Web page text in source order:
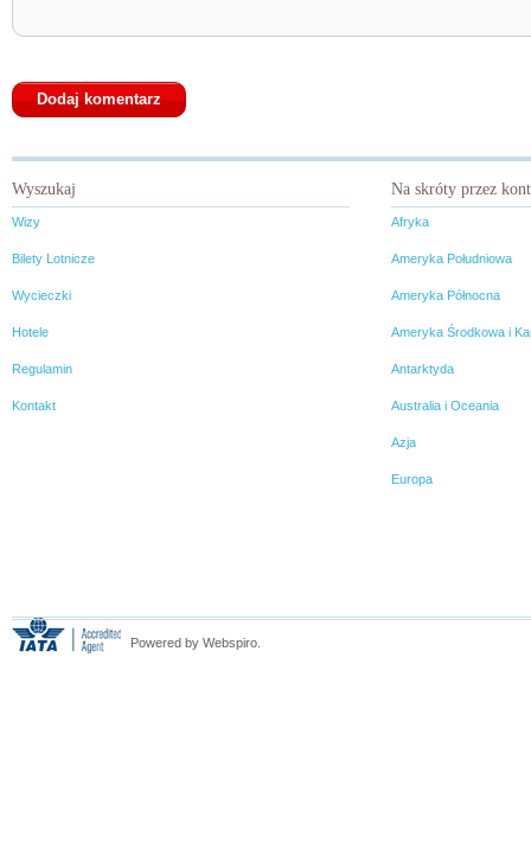
Wyszukaj
Wizy
Bilety Lotnicze
Wycieczki
Hotele
Regulamin
Kontakt
Na skróty przez
Afryka
Ameryka Południowa
Ameryka Północna
Ameryka Środkowa i
Antarktyda
Australia i Oceania
Azja
Europa
Powered by Webspiro.